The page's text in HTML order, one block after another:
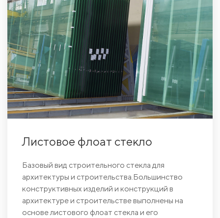
Листовое флоат стекло
Базовый вид строительного стекла для
архитектуры и строительства.Большинство
конструктивных изделий и конструкций в
архитектуре и строительстве выполнены на
основе листового флоат стекла и его